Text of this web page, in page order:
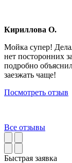
Кириллова О.
Мойка супер!
нет посторонних
подробно
заезжать чаще!
Посмотреть отзыв
Все отзывы
Быстрая заявка